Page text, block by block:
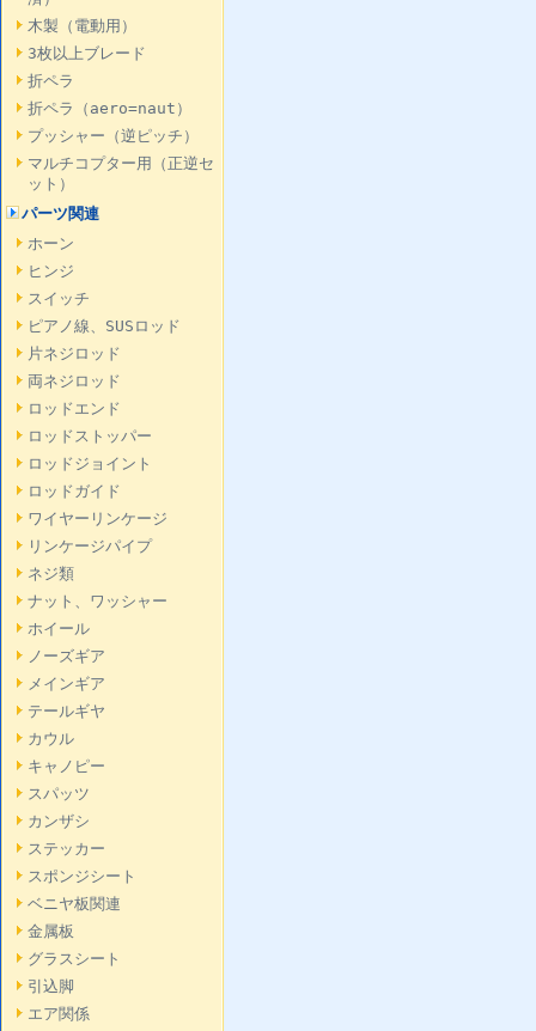
木製（電動用）
3枚以上ブレード
折ペラ
折ペラ（aero=naut）
プッシャー（逆ピッチ）
マルチコプター用（正逆セ
ット）
パーツ関連
ホーン
ヒンジ
スイッチ
ピアノ線、SUSロッド
片ネジロッド
両ネジロッド
ロッドエンド
ロッドストッパー
ロッドジョイント
ロッドガイド
ワイヤーリンケージ
リンケージパイプ
ネジ類
ナット、ワッシャー
ホイール
ノーズギア
メインギア
テールギヤ
カウル
キャノピー
スパッツ
カンザシ
ステッカー
スポンジシート
ベニヤ板関連
金属板
グラスシート
引込脚
エア関係